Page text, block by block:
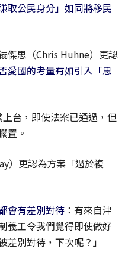
賺取公民身分」如同將移民
傑思（Chris Huhne）更認
愛國的考量有如引入「思
台，即使法案已通過，但
置。
）更認為方案「過於複
會有差別對待 ：有來自津
義工令我們覺得即使做好
別對待，下次呢？」